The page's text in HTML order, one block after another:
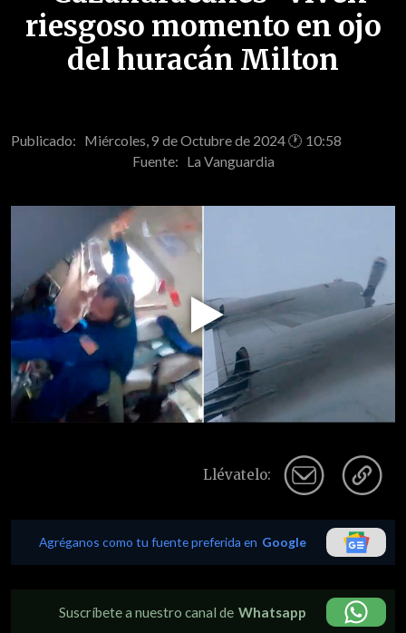
riesgoso momento en ojo
del huracán Milton
Publicado: Miércoles, 9 de Octubre de 2024 🕐 10:58
Fuente: La Vanguardia
Play
Video
Llévatelo:
Agréganos como tu fuente preferida en Google
Suscríbete a nuestro canal de Whatsapp